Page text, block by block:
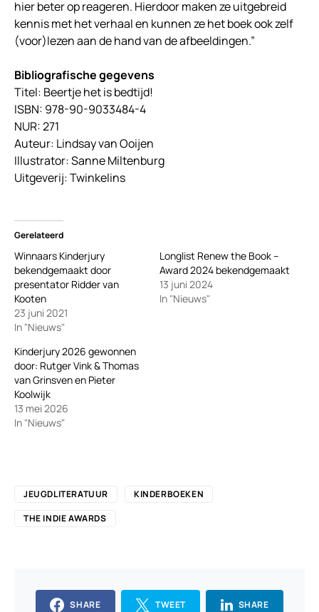
hier beter op reageren. Hierdoor maken ze uitgebreid
kennis met het verhaal en kunnen ze het boek ook zelf
(voor)lezen aan de hand van de afbeeldingen.”
Bibliografische gegevens
Titel: Beertje het is bedtijd!
ISBN: 978-90-9033484-4
NUR: 271
Auteur: Lindsay van Ooijen
Illustrator: Sanne Miltenburg
Uitgeverij: Twinkelins
Gerelateerd
Winnaars Kinderjury
bekendgemaakt door
presentator Ridder van
Kooten
23 juni 2021
In "Nieuws"
Longlist Renew the Book –
Award 2024 bekendgemaakt
13 juni 2024
In "Nieuws"
Kinderjury 2026 gewonnen
door: Rutger Vink & Thomas
van Grinsven en Pieter
Koolwijk
13 mei 2026
In "Nieuws"
JEUGDLITERATUUR
KINDERBOEKEN
THE INDIE AWARDS
SHARE TWEET SHARE